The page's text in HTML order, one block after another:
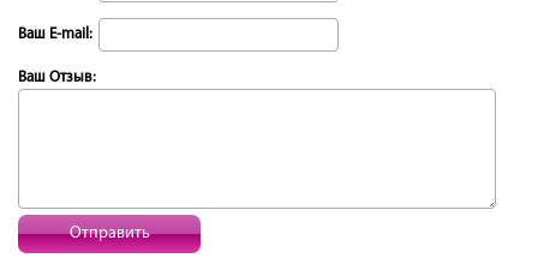
Ваш E-mail:
Ваш Отзыв:
Отправить